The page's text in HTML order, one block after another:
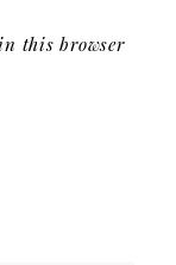
this browser